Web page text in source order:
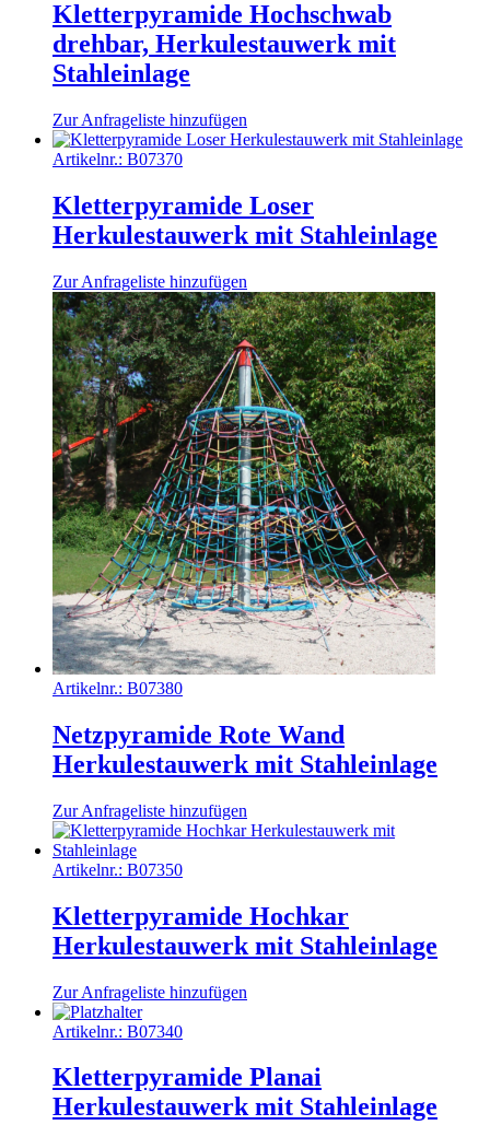
Kletterpyramide Hochschwab
drehbar, Herkulestauwerk mit
Stahleinlage
Zur Anfrageliste hinzufügen
Artikelnr.: B07370
Kletterpyramide Loser
Herkulestauwerk mit Stahleinlage
Zur Anfrageliste hinzufügen
Artikelnr.: B07380
Netzpyramide Rote Wand
Herkulestauwerk mit Stahleinlage
Zur Anfrageliste hinzufügen
Artikelnr.: B07350
Kletterpyramide Hochkar
Herkulestauwerk mit Stahleinlage
Zur Anfrageliste hinzufügen
Artikelnr.: B07340
Kletterpyramide Planai
Herkulestauwerk mit Stahleinlage